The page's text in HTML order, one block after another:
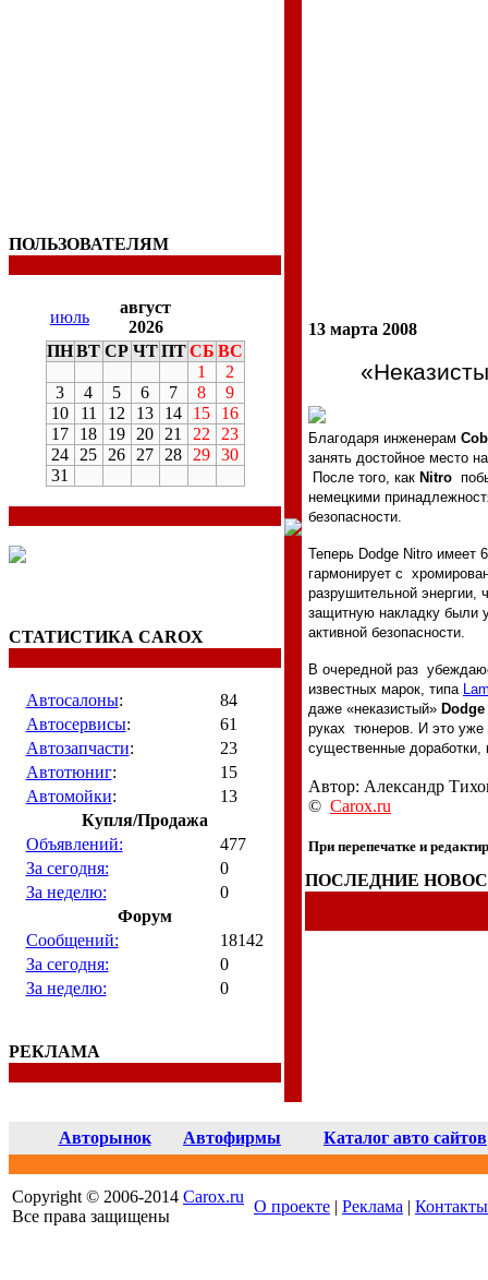
ПОЛЬЗОВАТЕЛЯМ
июль
август
2026
ПНВТ СР ЧТ ПТ СБ ВС
1
2
3
4 5 6 7 8
9
10
11 12 13 14 15
16
17
18 19 20 21 22
23
24
25 26 27 28 29 30
31
СТАТИСТИКА CAROX
Автосалоны:
84
Автосервисы:
61
Автозапчасти:
23
Автотюниг:
15
Автомойки:
13
Купля/Продажа
Объявлений:
477
За сегодня:
0
За неделю:
0
Форум
Сообщений:
18142
За сегодня:
0
За неделю:
0
РЕКЛАМА
13 марта 2008
Благодаря инженерам
занять достойное место
После того, как Nitro
немецкими
безопасности.
Теперь Dodge Nitro имеет
гармонирует с
разрушительной
защитную накладку были
активной безопасности.
В очередной раз
известных марок, типа
даже «неказистый» Dodge
руках тюнеров. И это уже
существенные
Автор: Александр
© Carox.ru
При перепечатке и
ПОСЛЕДНИЕ
Авторынок Автофирмы Каталог авто сайтов
Copyright © 2006-2014 Carox.ru
Все права защищены
О проекте | Реклама | Контакты